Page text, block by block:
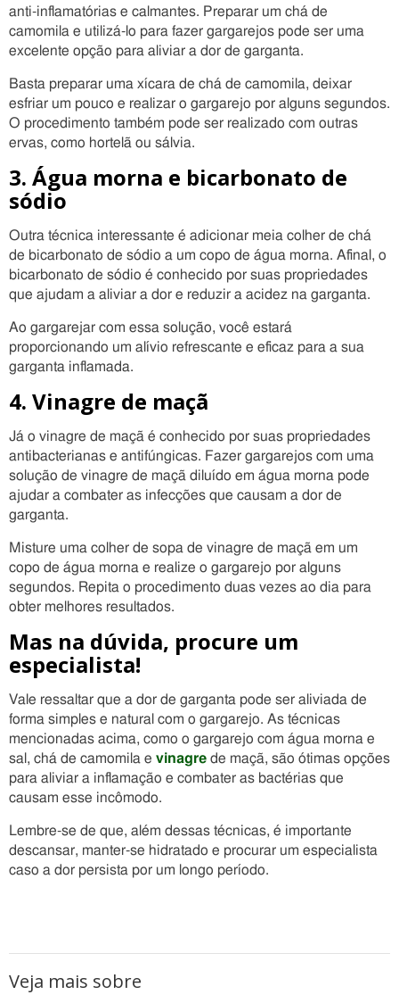
anti-inflamatórias e calmantes. Preparar um chá de
camomila e utilizá-lo para fazer gargarejos pode ser uma
excelente opção para aliviar a dor de garganta.
Basta preparar uma xícara de chá de camomila, deixar
esfriar um pouco e realizar o gargarejo por alguns segundos.
O procedimento também pode ser realizado com outras
ervas, como hortelã ou sálvia.
3. Água morna e bicarbonato de
sódio
Outra técnica interessante é adicionar meia colher de chá
de bicarbonato de sódio a um copo de água morna. Afinal, o
bicarbonato de sódio é conhecido por suas propriedades
que ajudam a aliviar a dor e reduzir a acidez na garganta.
Ao gargarejar com essa solução, você estará
proporcionando um alívio refrescante e eficaz para a sua
garganta inflamada.
4. Vinagre de maçã
Já o vinagre de maçã é conhecido por suas propriedades
antibacterianas e antifúngicas. Fazer gargarejos com uma
solução de vinagre de maçã diluído em água morna pode
ajudar a combater as infecções que causam a dor de
garganta.
Misture uma colher de sopa de vinagre de maçã em um
copo de água morna e realize o gargarejo por alguns
segundos. Repita o procedimento duas vezes ao dia para
obter melhores resultados.
Mas na dúvida, procure um
especialista!
Vale ressaltar que a dor de garganta pode ser aliviada de
forma simples e natural com o gargarejo. As técnicas
mencionadas acima, como o gargarejo com água morna e
sal, chá de camomila e vinagre de maçã, são ótimas opções
para aliviar a inflamação e combater as bactérias que
causam esse incômodo.
Lembre-se de que, além dessas técnicas, é importante
descansar, manter-se hidratado e procurar um especialista
caso a dor persista por um longo período.
Veja mais sobre